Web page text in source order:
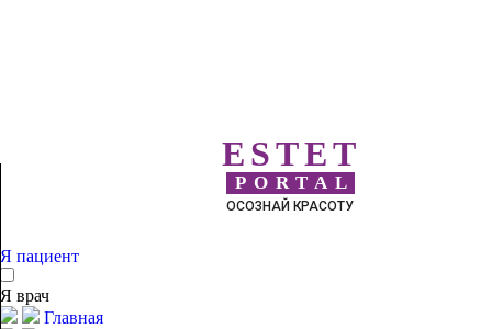
ESTET
PORTAL
ОСОЗНАЙ КРАСОТУ
Я пациент
Я врач
Главная